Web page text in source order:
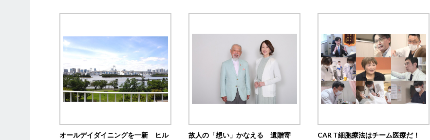
オールデイダイニングを一新 ヒル
故人の「想い」かなえる 遺贈寄
CAR T細胞療法はチーム医療だ！